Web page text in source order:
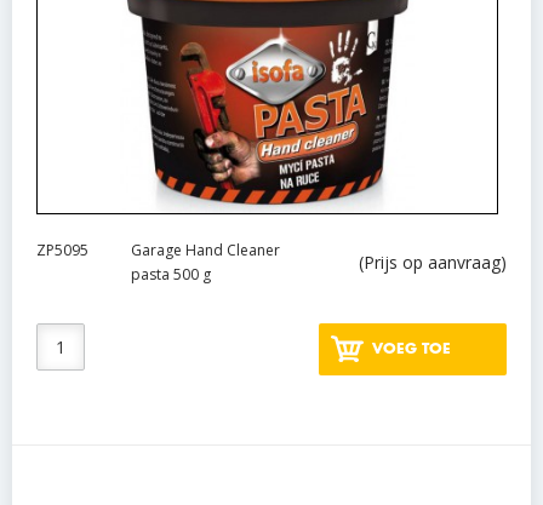
ZP5095
Garage Hand Cleaner
pasta 500 g
(Prijs op aanvraag)
VOEG TOE